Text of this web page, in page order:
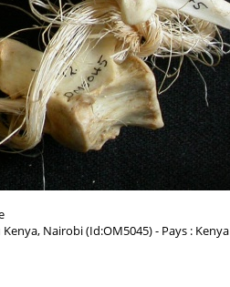
Nairobi (Id:OM5045) - Pays : Kenya